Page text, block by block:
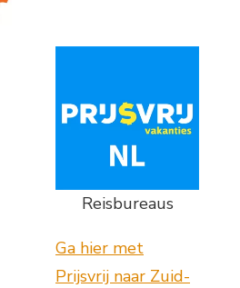
Reisbureaus
Ga hier met
Prijsvrij naar Zuid-